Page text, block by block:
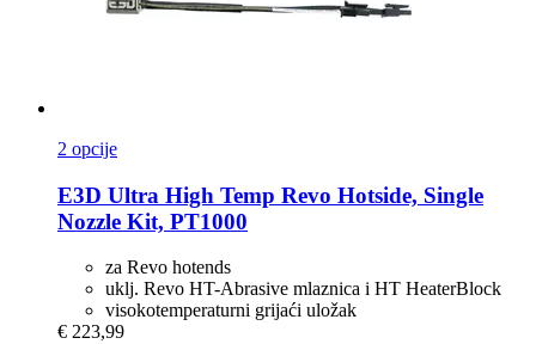
2 opcije
E3D Ultra High Temp Revo Hotside, Single
Nozzle Kit, PT1000
za Revo hotends
uklj. Revo HT-Abrasive mlaznica i HT HeaterBlock
visokotemperaturni grijaći uložak
€ 223,99